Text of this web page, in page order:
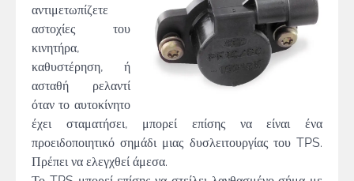
αντιμετωπίζετε
αστοχίες του
κινητήρα,
καθυστέρηση, ή
ασταθή ρελαντί
όταν το αυτοκίνητο
έχει σταματήσει, μπορεί επίσης να είναι ένα
προειδοποιητικό σημάδι μιας δυσλειτουργίας του TPS.
Πρέπει να ελεγχθεί άμεσα.